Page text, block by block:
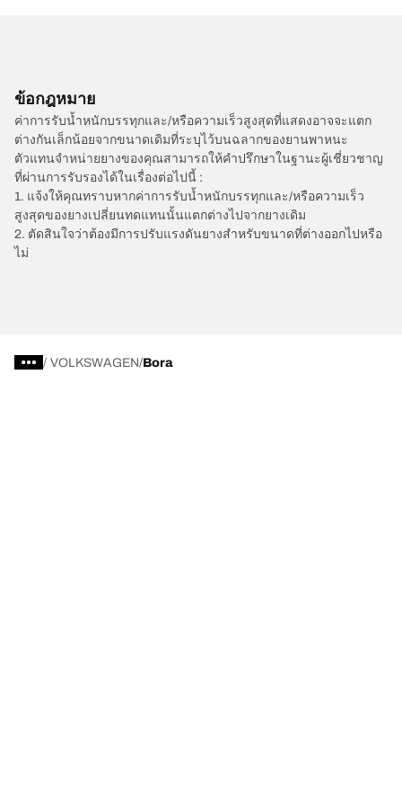
ข้อกฎหมาย
ค่าการรับน้ำหนักบรรทุกและ/หรือความเร็วสูงสุดที่แสดงอาจจะแตก
ต่างกันเล็กน้อยจากขนาดเดิมที่ระบุไว้บนฉลากของยานพาหนะ
ตัวแทนจำหน่ายยางของคุณสามารถให้คำปรึกษาในฐานะผู้เชี่ยวชาญ
ที่ผ่านการรับรองได้ในเรื่องต่อไปนี้ :
1. แจ้งให้คุณทราบหากค่าการรับน้ำหนักบรรทุกและ/หรือความเร็ว
สูงสุดของยางเปลี่ยนทดแทนนั้นแตกต่างไปจากยางเดิม
2. ตัดสินใจว่าต้องมีการปรับแรงดันยางสำหรับขนาดที่ต่างออกไปหรือ
ไม่
/ VOLKSWAGEN Bora